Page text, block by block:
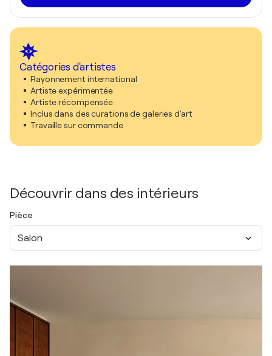
Catégories d'artistes
Rayonnement international
Artiste expérimentée
Artiste récompensée
Inclus dans des curations de galeries d'art
Travaille sur commande
Découvrir dans des intérieurs
Pièce
Salon